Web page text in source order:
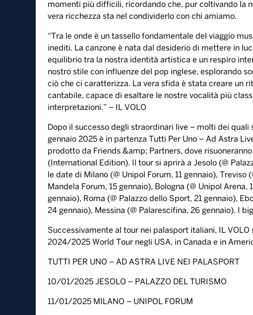
momenti più difficili, ricordando che, pur coltivando la
vera ricchezza sta nel condividerlo con chi amiamo.
“Tra le onde è un tassello fondamentale del viaggio
inediti. La canzone è nata dal desiderio di mettere in
equilibrio tra la nostra identità artistica e un respiro
nostro stile con influenze del pop inglese, esplorando
ciò che ci caratterizza. La vera sfida è stata creare un
cantabile, capace di esaltare le nostre vocalità più
interpretazioni.” – IL VOLO
Dopo il successo degli straordinari live – molti dei
gennaio 2025 è in partenza Tutti Per Uno – Ad Astra
prodotto da Friends &amp; Partners, dove
(International Edition). Il tour si aprirà a Jesolo (@
le date di Milano (@ Unipol Forum, 11 gennaio), Treviso
Mandela Forum, 15 gennaio), Bologna (@ Unipol Arena,
gennaio), Roma (@ Palazzo dello Sport, 21 gennaio),
24 gennaio), Messina (@ Palarescifina, 26 gennaio). I
Successivamente al tour nei palasport italiani, IL
2024/2025 World Tour negli USA, in Canada e in
TUTTI PER UNO – AD ASTRA LIVE NEI PALASPORT
10/01/2025 JESOLO – PALAZZO DEL TURISMO
11/01/2025 MILANO – UNIPOL FORUM